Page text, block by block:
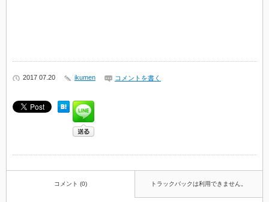
2017 07.20 ikumen コメントを書く
コメント (0) トラックバックは利用できません。